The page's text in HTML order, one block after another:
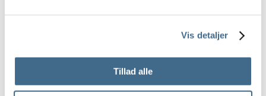
Vis detaljer
Tillad alle
Potter og krukker